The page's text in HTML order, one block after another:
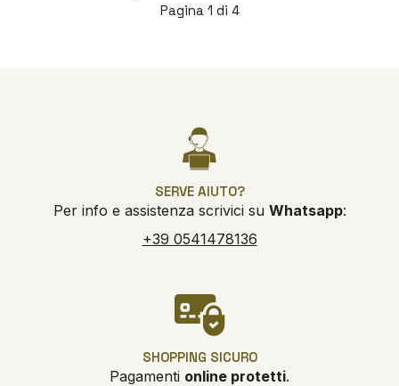
Pagina 1 di 4
SERVE AIUTO?
Per info e assistenza scrivici su Whatsapp:
+39 0541478136
SHOPPING SICURO
Pagamenti online protetti.